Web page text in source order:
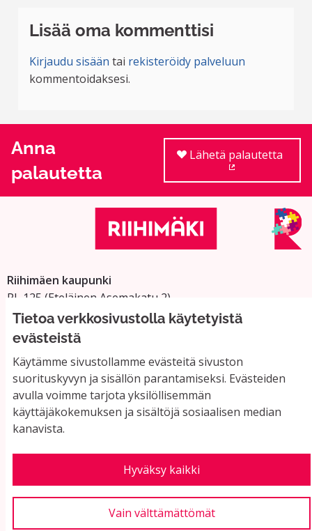
Tietoa verkkosivustolla käytetyistä
evästeistä
Käytämme sivustollamme evästeitä sivuston
suorituskyvyn ja sisällön parantamiseksi. Evästeiden
avulla voimme tarjota yksilöllisemmän
käyttäjäkokemuksen ja sisältöjä sosiaalisen median
kanavista.
Hyväksy kaikki
Vain välttämättömät
Lisää oma kommenttisi
Kirjaudu sisään tai rekisteröidy palveluun
kommentoidaksesi.
Anna
palautetta
Lähetä palautetta
Riihimäen kaupunki
PL 125 (Eteläinen Asemakatu 2)
11101 Riihimäki
Vaihde: 019 758 4000
Sähköpostiosoitteet:
etunimi.sukunimi@riihimaki.fi
Yhteystiedot ja usein kysyttyä
Käyttöehdot
Evästeasetukset